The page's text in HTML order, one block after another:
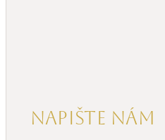
Napište nám